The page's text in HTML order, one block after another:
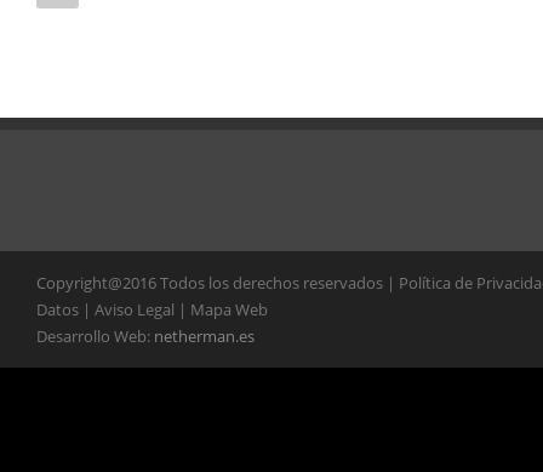
Copyright@2016 Todos los derechos reservados | Política de
Datos | Aviso Legal | Mapa Web
Desarrollo Web: netherman.es